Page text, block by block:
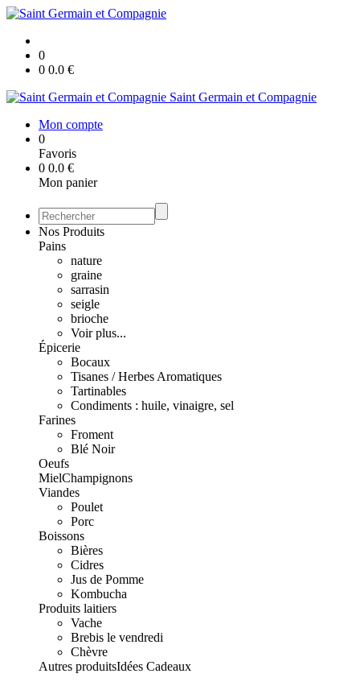
0
0 0.0 €
Saint Germain et Compagnie
Mon compte
0
Favoris
0 0.0 €
Mon panier
Nos Produits
Pains
nature
graine
sarrasin
seigle
brioche
Voir plus...
Épicerie
Bocaux
Tisanes / Herbes Aromatiques
Tartinables
Condiments : huile, vinaigre, sel
Farines
Froment
Blé Noir
Oeufs
MielChampignons
Viandes
Poulet
Porc
Boissons
Bières
Cidres
Jus de Pomme
Kombucha
Produits laitiers
Vache
Brebis le vendredi
Chèvre
Autres produitsIdées Cadeaux